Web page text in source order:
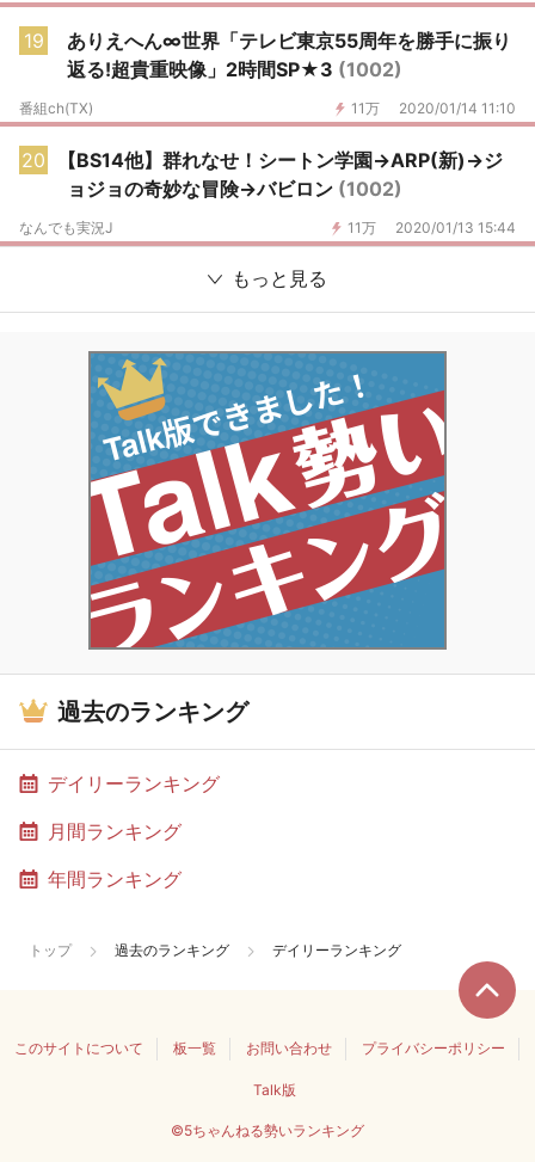
19
ありえへん∞世界「テレビ東京55周年を勝手に振り
返る!超貴重映像」2時間SP★3 (1002)
11万 2020/01/14 11:10
番組ch(TX)
20
【BS14他】群れなせ！シートン学園→ARP(新)→ジ
ョジョの奇妙な冒険→バビロン (1002)
11万 2020/01/13 15:44
なんでも実況J
もっと見る
過去のランキング
デイリーランキング
月間ランキング
年間ランキング
トップ 過去のランキング デイリーランキング
このサイトについて 板一覧 お問い合わせ プライバシーポリシー
Talk版
©5ちゃんねる勢いランキング